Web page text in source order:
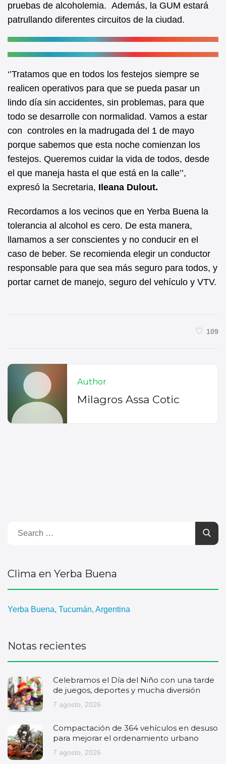
pruebas de alcoholemia. Además, la GUM estará
patrullando diferentes circuitos de la ciudad.
‘’Tratamos que en todos los festejos siempre se
realicen operativos para que se pueda pasar un
lindo día sin accidentes, sin problemas, para que
todo se desarrolle con normalidad. Vamos a estar
con controles en la madrugada del 1 de mayo
porque sabemos que esta noche comienzan los
festejos. Queremos cuidar la vida de todos, desde
el que maneja hasta el que está en la calle’’,
expresó la Secretaria, Ileana Dulout.
Recordamos a los vecinos que en Yerba Buena la
tolerancia al alcohol es cero. De esta manera,
llamamos a ser conscientes y no conducir en el
caso de beber. Se recomienda elegir un conductor
responsable para que sea más seguro para todos, y
portar carnet de manejo, seguro del vehículo y VTV.
109
Author
Milagros Assa Cotic
Clima en Yerba Buena
Yerba Buena, Tucumán, Argentina
Notas recientes
Celebramos el Día del Niño con una tarde
de juegos, deportes y mucha diversión
7 agosto, 2026
Compactación de 364 vehículos en desuso
para mejorar el ordenamiento urbano
7 agosto, 2026